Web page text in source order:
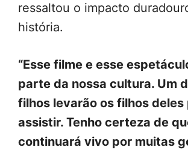
ressaltou o impacto
história.
“Esse filme e esse
parte da nossa cultura. Um
filhos levarão os filhos deles
assistir. Tenho certeza de
continuará vivo por muitas